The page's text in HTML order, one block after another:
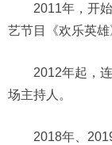
2011年，开
艺节目《欢乐英雄
2012年起，
场主持人。
2018年、